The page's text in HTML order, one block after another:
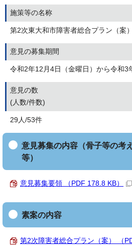
施策等の名称
第2次東大和市障害者総合プラン（案）
意見の募集期間
令和2年12月4日（金曜日）から令和3
意見の数
(人数/件数)
29人/53件
意見募集の内容（骨子等の考
等）
意見募集要領 （PDF 178.8 KB）
素案の内容
第2次障害者総合プラン（案） （